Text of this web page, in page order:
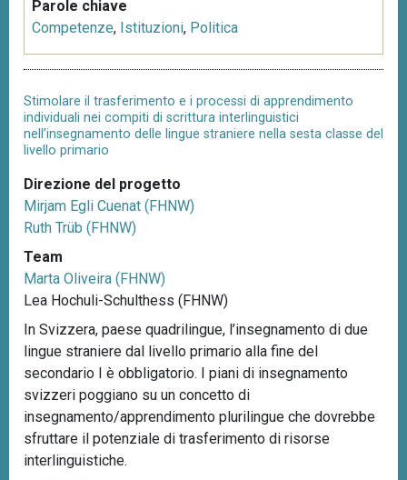
Parole chiave
Competenze, Istituzioni, Politica
Stimolare il trasferimento e i processi di apprendimento
individuali nei compiti di scrittura interlinguistici
nell’insegnamento delle lingue straniere nella sesta classe del
livello primario
Direzione del progetto
Mirjam Egli Cuenat (FHNW)
Ruth Trüb (FHNW)
Team
Marta Oliveira (FHNW)
Lea Hochuli-Schulthess (FHNW)
In Svizzera, paese quadrilingue, l’insegnamento di due
lingue straniere dal livello primario alla fine del
secondario I è obbligatorio. I piani di insegnamento
svizzeri poggiano su un concetto di
insegnamento/apprendimento plurilingue che dovrebbe
sfruttare il potenziale di trasferimento di risorse
interlinguistiche.